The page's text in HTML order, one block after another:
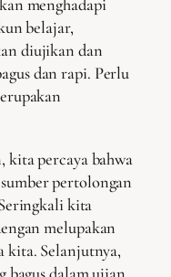
menghadapi
belajar,
diujikan dan
dan rapi. Perlu
kita percaya bahwa
pertolongan
kita
melupakan
kita. Selanjutnya,